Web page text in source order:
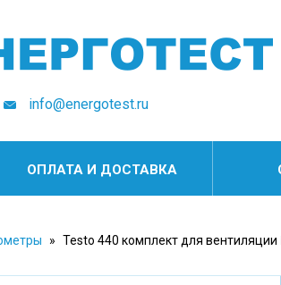
info@energotest.ru
ОПЛАТА И ДОСТАВКА
» Testo 440 комплект для